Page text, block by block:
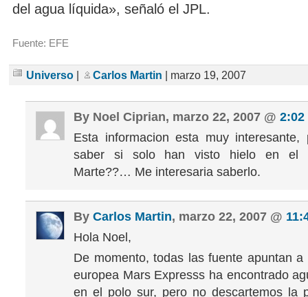
del agua líquida», señaló el JPL.
Fuente: EFE
Universo Carlos Martin | marzo 19, 2007
By Noel Ciprian, marzo 22, 2007 @ 2:02
Esta informacion esta muy interesante,
saber si solo han visto hielo en el
Marte??… Me interesaria saberlo.
By Carlos Martin, marzo 22, 2007 @
Hola Noel,
De momento, todas las fuente apuntan
europea Mars Expresss ha encontrado
en el polo sur, pero no descartemos la